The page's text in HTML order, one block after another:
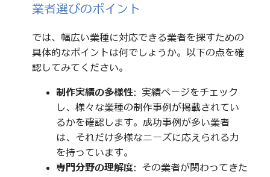
業者選びのポイント
では、幅広い業種に対応できる業者を探すための
具体的なポイントは何でしょうか。以下の点を確
認してみてください。
制作実績の多様性: 実績ページをチェック
し、様々な業種の制作事例が掲載されてい
るかを確認します。成功事例が多い業者
は、それだけ多様なニーズに応えられる力
を持っています。
専門分野の理解度: その業者が関わってきた